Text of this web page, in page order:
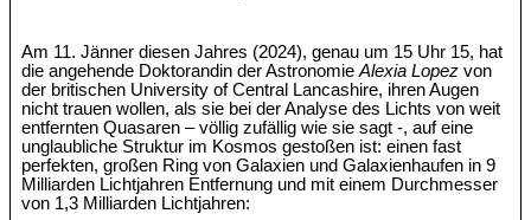
Am 11. Jänner diesen Jahres (2024), genau um 15 Uhr 15, hat
die angehende Doktorandin der AstronomieAlexia Lopez von
der britischen University of Central Lancashire, ihren Augen
nicht trauen wollen, als sie bei der Analyse des Lichts von weit
entfernten Quasaren – völlig zufällig wie sie sagt -, auf eine
unglaubliche Struktur im Kosmos gestoßen ist: einen fast
perfekten, großen Ring von Galaxien und Galaxienhaufen in 9
Milliarden Lichtjahren Entfernung und mit einem Durchmesser
von 1,3 Milliarden Lichtjahren: